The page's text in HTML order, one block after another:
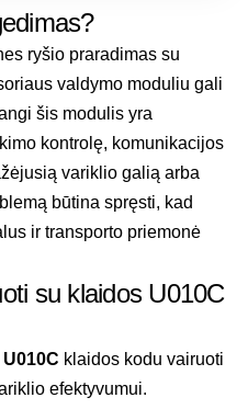
ryšio praradimas su
valdymo moduliu gali
šis modulis yra
kontrolę, komunikacijos
variklio galią arba
būtina spręsti, kad
ir transporto priemonė
su klaidos U010C
U010C klaidos kodu vairuoti
efektyvumui.